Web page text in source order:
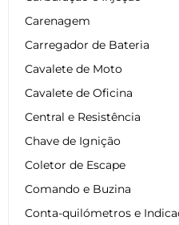
Carenagem
Carregador de Bateria
Cavalete de Moto
Cavalete de Oficina
Central e Resistência
Chave de Ignição
Coletor de Escape
Comando e Buzina
Conta-quilómetros e